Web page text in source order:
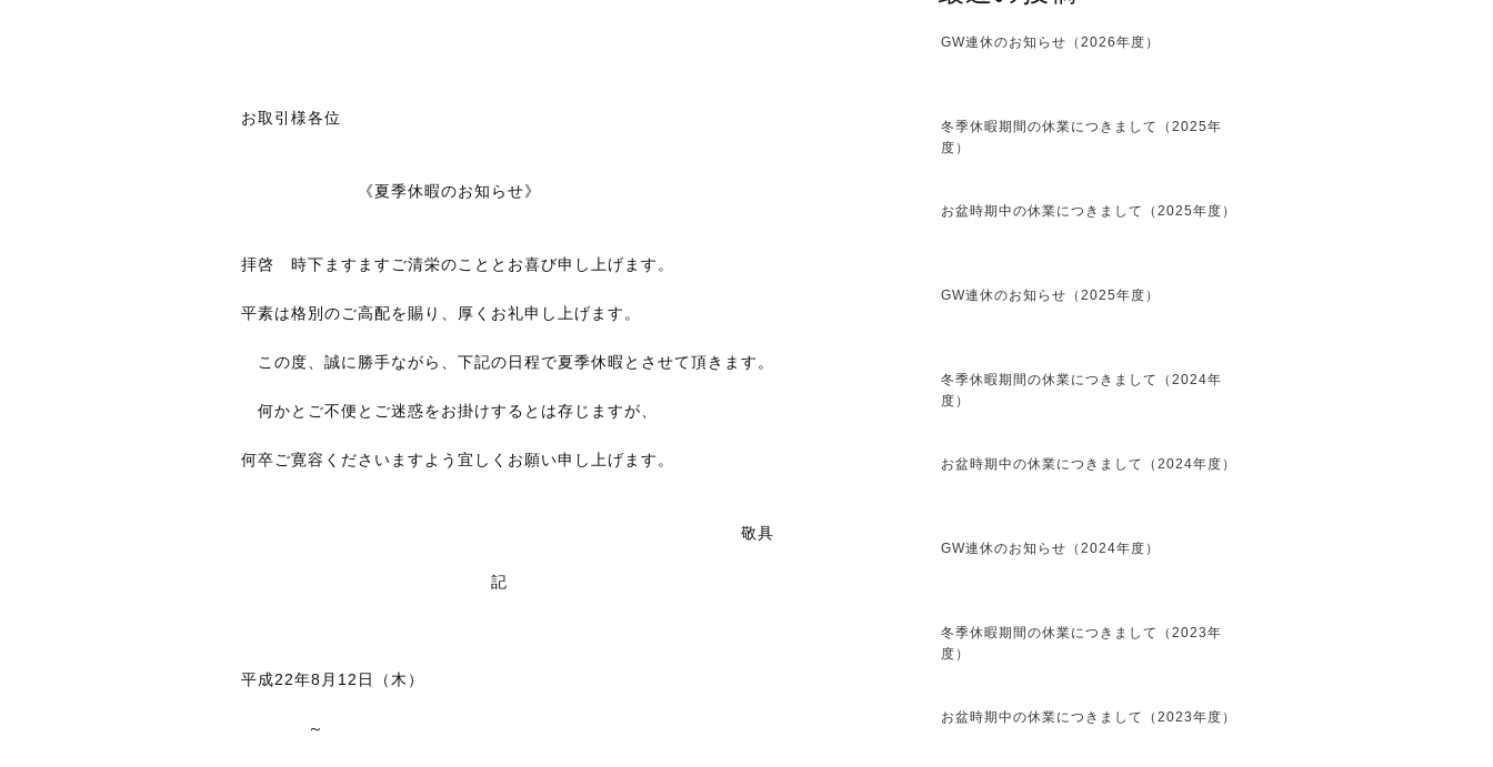
お取引様各位
《夏季休暇のお知らせ》
拝啓 時下ますますご清栄のこととお喜び申し上げます。
平素は格別のご高配を賜り、厚くお礼申し上げます。
この度、誠に勝手ながら、下記の日程で夏季休暇とさせて頂きます。
何かとご不便とご迷惑をお掛けするとは存じますが、
何卒ご寛容くださいますよう宜しくお願い申し上げます。
敬具
記
平成22年8月12日（木）
～
GW連休のお知らせ（2026年度）
冬季休暇期間の休業につきまして（2025年
度）
お盆時期中の休業につきまして（2025年度）
GW連休のお知らせ（2025年度）
冬季休暇期間の休業につきまして（2024年
度）
お盆時期中の休業につきまして（2024年度）
GW連休のお知らせ（2024年度）
冬季休暇期間の休業につきまして（2023年
度）
お盆時期中の休業につきまして（2023年度）